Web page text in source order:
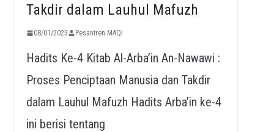
Takdir dalam Lauhul Mafuzh
08/01/2023 Pesantren MAQI
Hadits Ke-4 Kitab Al-Arba’in An-Nawawi :
Proses Penciptaan Manusia dan Takdir
dalam Lauhul Mafuzh Hadits Arba’in ke-4
ini berisi tentang